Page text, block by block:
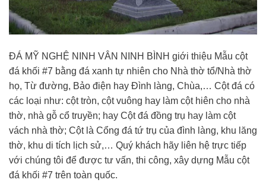
ĐÁ MỸ NGHỆ NINH VÂN NINH BÌNH giới thiệu Mẫu cột
đá khối #7 bằng đá xanh tự nhiên cho Nhà thờ tổ/Nhà thờ
họ, Từ đường, Bảo điện hay Đình làng, Chùa,… Cột đá có
các loại như: cột tròn, cột vuông hay làm cột hiên cho nhà
thờ, nhà gỗ cổ truyền; hay Cột đá đồng trụ hay làm cột
vách nhà thờ; Cột là Cổng đá tứ trụ của đình làng, khu lăng
thờ, khu di tích lịch sử,… Quý khách hãy liên hệ trực tiếp
với chúng tôi để được tư vấn, thi công, xây dựng Mẫu cột
đá khối #7 trên toàn quốc.